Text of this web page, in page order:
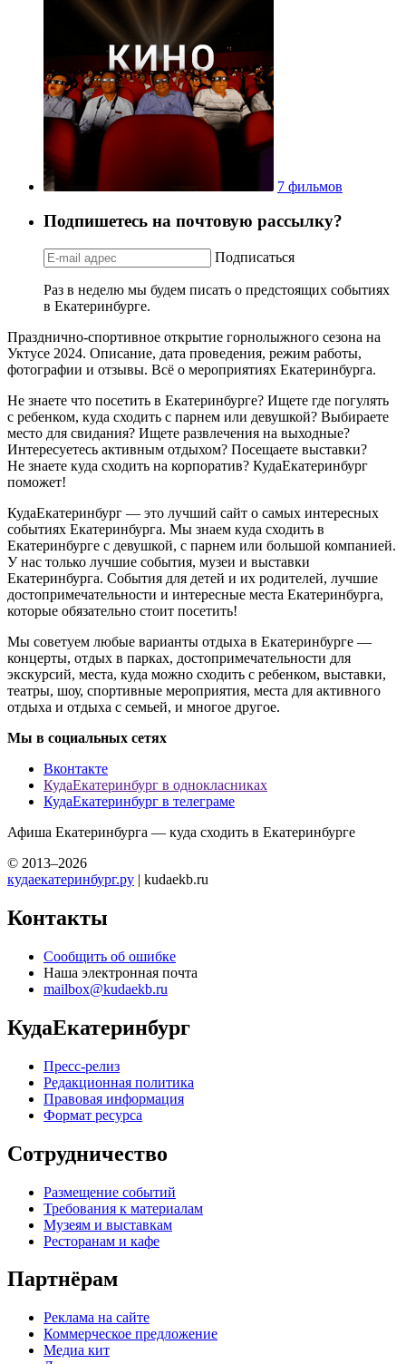
7 фильмов
Подпишетесь на почтовую рассылку?
Подписаться
Раз в неделю мы будем писать о предстоящих событиях
в Екатеринбурге.
Празднично-спортивное открытие горнолыжного сезона на
Уктусе 2024. Описание, дата проведения, режим работы,
фотографии и отзывы. Всё о мероприятиях Екатеринбурга.
Не знаете что посетить в Екатеринбурге? Ищете где погулять
с ребенком, куда сходить с парнем или девушкой? Выбираете
место для свидания? Ищете развлечения на выходные?
Интересуетесь активным отдыхом? Посещаете выставки?
Не знаете куда сходить на корпоратив? КудаЕкатеринбург
поможет!
КудаЕкатеринбург — это лучший сайт о самых интересных
событиях Екатеринбурга. Мы знаем куда сходить в
Екатеринбурге с девушкой, с парнем или большой компанией.
У нас только лучшие события, музеи и выставки
Екатеринбурга. События для детей и их родителей, лучшие
достопримечательности и интересные места Екатеринбурга,
которые обязательно стоит посетить!
Мы советуем любые варианты отдыха в Екатеринбурге —
концерты, отдых в парках, достопримечательности для
экскурсий, места, куда можно сходить с ребенком, выставки,
театры, шоу, спортивные мероприятия, места для активного
отдыха и отдыха с семьей, и многое другое.
Мы в социальных сетях
Вконтакте
КудаЕкатеринбург в однокласниках
КудаЕкатеринбург в телеграме
Афиша Екатеринбурга — куда сходить в Екатеринбурге
© 2013–2026
кудаекатеринбург.ру | kudaekb.ru
Контакты
Сообщить об ошибке
Наша электронная почта
mailbox@kudaekb.ru
КудаЕкатеринбург
Пресс-релиз
Редакционная политика
Правовая информация
Формат ресурса
Сотрудничество
Размещение событий
Требования к материалам
Музеям и выставкам
Ресторанам и кафе
Партнёрам
Реклама на сайте
Коммерческое предложение
Медиа кит